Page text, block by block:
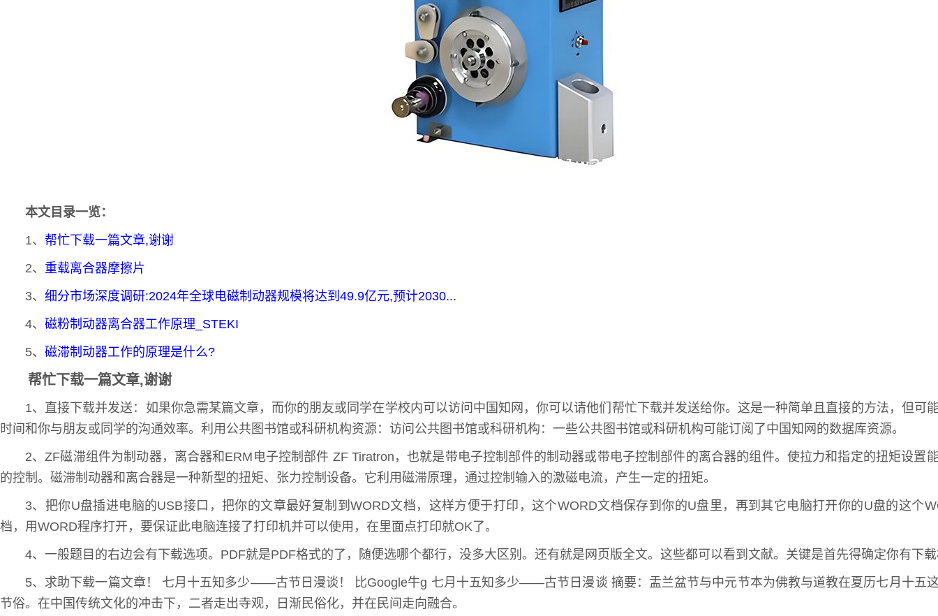
本文目录一览：
1、 帮忙下载一篇文章,谢谢
2、 重载离合器摩擦片
3、 细分市场深度调研:2024年全球电磁制动器规模将达到49.9亿元,预计2030...
4、 磁粉制动器离合器工作原理_STEKI
5、 磁滞制动器工作的原理是什么?
帮忙下载一篇文章,谢谢
1、直接下载并发送：如果你急需某篇文章，而你的朋友或同学在学校内可以访问中国知网，你可以请他们帮忙下载并发送给你。这是一种简单且直接的方法，但可
时间和你与朋友或同学的沟通效率。利用公共图书馆或科研机构资源：访问公共图书馆或科研机构：一些公共图书馆或科研机构可能订阅了中国知网的数据库资源。
2、ZF磁滞组件为制动器，离合器和ERM电子控制部件 ZF Tiratron，也就是带电子控制部件的制动器或带电子控制部件的离合器的组件。使拉力和指定的扭矩设置
的控制。磁滞制动器和离合器是一种新型的扭矩、张力控制设备。它利用磁滞原理，通过控制输入的激磁电流，产生一定的扭矩。
3、把你U盘插进电脑的USB接口，把你的文章最好复制到WORD文档，这样方便于打印，这个WORD文档保存到你的U盘里，再到其它电脑打开你的U盘的这个
档，用WORD程序打开，要保证此电脑连接了打印机并可以使用，在里面点打印就OK了。
4、一般题目的右边会有下载选项。PDF就是PDF格式的了，随便选哪个都行，没多大区别。还有就是网页版全文。这些都可以看到文献。关键是首先得确定你有下
5、求助下载一篇文章！ 七月十五知多少——古节日漫谈！ 比Google牛g 七月十五知多少——古节日漫谈 摘要：盂兰盆节与中元节本为佛教与道教在夏历七月十五
节俗。在中国传统文化的冲击下，二者走出寺观，日渐民俗化，并在民间走向融合。